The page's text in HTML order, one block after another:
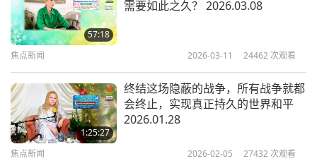
我也很高兴告诉你们，在我们团体，我们世界会里共
有十位对世界有利又良善、高贵的天王。
当然，我不
能告诉你们，他们是谁，住在哪里。他们也不希望这
样，因为会有很多人涌到他们家或他们住的地方，去
请求很多事情，而且大多是世俗的事。这就是为什么
密勒日巴的师父玛尔巴，叫他直接到山里去，找个山
57:18
需要如此之久？ 2026.03.08
焦点新闻 2026-03-11 24462 次观看
1:25:27
终结这场隐蔽的战争，所有战争就都
会终止，实现真正持久的世界和平
2026.01.28
焦点新闻 2026-02-05 27432 次观看